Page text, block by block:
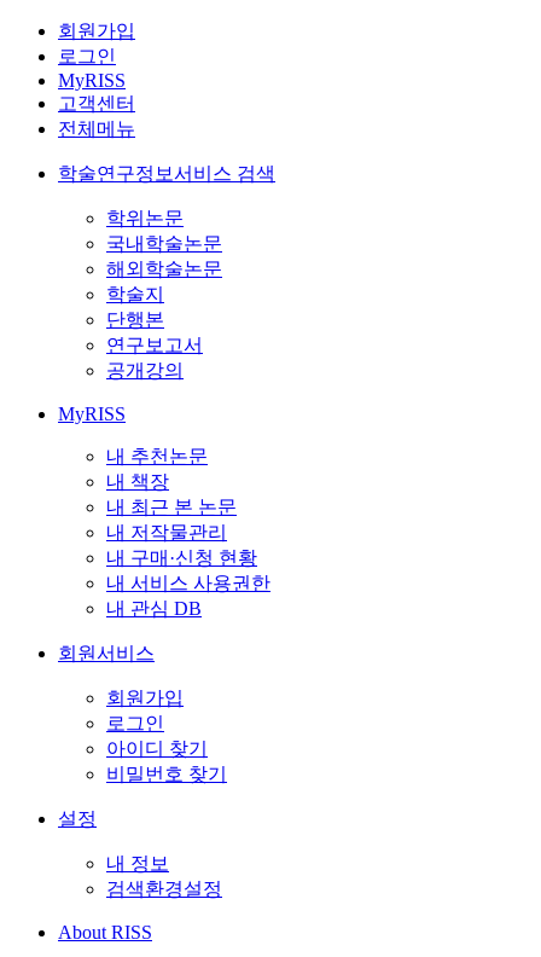
회원가입
로그인
MyRISS
고객센터
전체메뉴
학술연구정보서비스 검색
학위논문
국내학술논문
해외학술논문
학술지
단행본
연구보고서
공개강의
MyRISS
내 추천논문
내 책장
내 최근 본 논문
내 저작물관리
내 구매·신청 현황
내 서비스 사용권한
내 관심 DB
회원서비스
회원가입
로그인
아이디 찾기
비밀번호 찾기
설정
내 정보
검색환경설정
About RISS